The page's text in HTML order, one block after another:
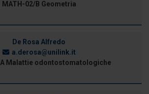
MATH-02/B Geometria
De Rosa Alfredo
a.derosa@unilink.it
A Malattie odontostomatologiche